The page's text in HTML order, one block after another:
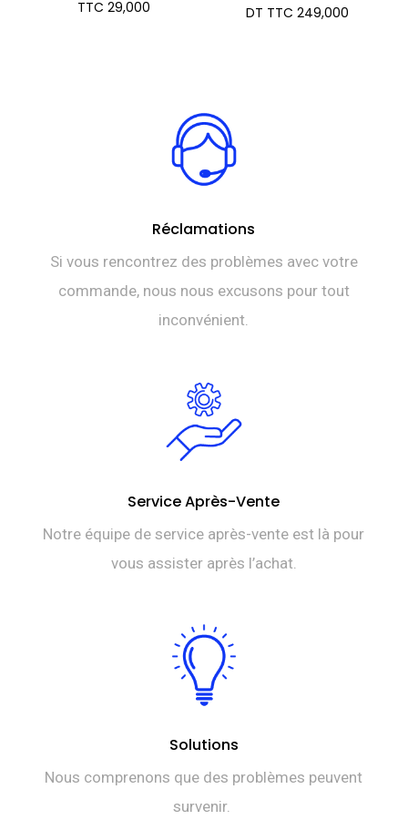
TTC 29,000
TTC 29,000
DT TTC 249,000
Réclamations
Si vous rencontrez des problèmes avec votre
commande, nous nous excusons pour tout
inconvénient.
Service Après-Vente
Notre équipe de service après-vente est là pour
vous assister après l’achat.
Solutions
Nous comprenons que des problèmes peuvent
survenir.